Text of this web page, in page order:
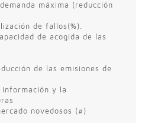
máxima (reducción
de fallos(%).
de acogida de las
de las emisiones de
información y la
novedosos (#)